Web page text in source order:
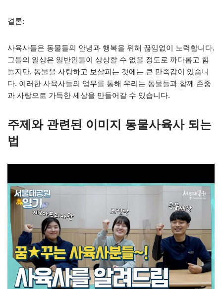
결론:
사육사들은 동물들의 안녕과 행복을 위해 끊임없이 노력합니다.
그들의 일상은 일반인들이 상상할 수 없을 정도로 까다롭고 힘
들지만, 동물을 사랑하고 보살피는 것에는 큰 만족감이 있습니
다. 이러한 사육사들의 업무를 통해 우리는 동물들과 함께 존중
과 사랑으로 가득한 세상을 만들어갈 수 있습니다.
주제와 관련된 이미지 동물사육사 되는
법